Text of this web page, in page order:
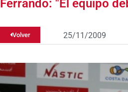
Ferrando: "El equipo
Volver 25/11/2009